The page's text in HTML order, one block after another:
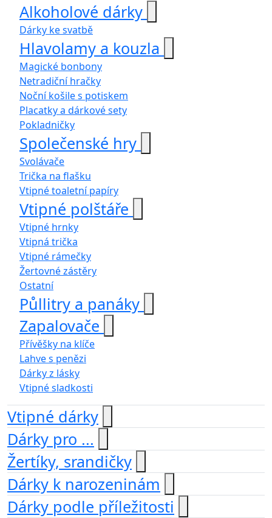
Alkoholové dárky
Dárky ke svatbě
Hlavolamy a kouzla
Magické bonbony
Netradiční hračky
Noční košile s potiskem
Placatky a dárkové sety
Pokladničky
Společenské hry
Svolávače
Trička na flašku
Vtipné toaletní papíry
Vtipné polštáře
Vtipné hrnky
Vtipná trička
Vtipné rámečky
Žertovné zástěry
Ostatní
Půllitry a panáky
Zapalovače
Přívěšky na klíče
Lahve s penězi
Dárky z lásky
Vtipné sladkosti
Vtipné dárky
Dárky pro ...
Žertíky, srandičky
Dárky k narozeninám
Dárky podle příležitosti